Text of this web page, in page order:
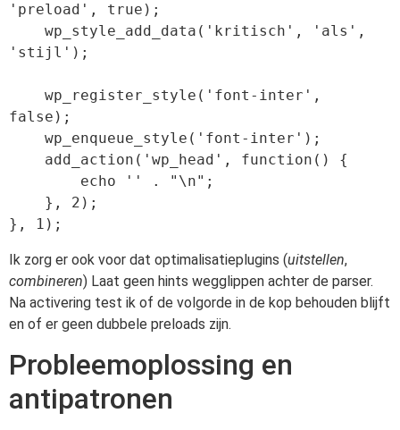
'preload', true);
'stijl');
false);
Ik zorg er ook voor dat optimalisatieplugins (uitstellen,
combineren) Laat geen hints wegglippen achter de parser.
Na activering test ik of de volgorde in de kop behouden blijft
en of er geen dubbele preloads zijn.
Probleemoplossing en
antipatronen